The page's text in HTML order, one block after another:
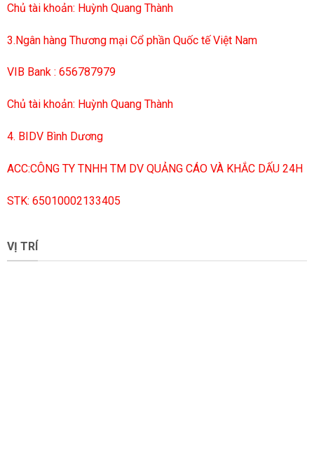
Chủ tài khoản: Huỳnh Quang Thành
3.Ngân hàng Thương mại Cổ phần Quốc tế Việt Nam
VIB Bank : 656787979
Chủ tài khoản: Huỳnh Quang Thành
4. BIDV Bình Dương
ACC:CÔNG TY TNHH TM DV QUẢNG CÁO VÀ KHẮC DẤU 24H
STK: 65010002133405
VỊ TRÍ